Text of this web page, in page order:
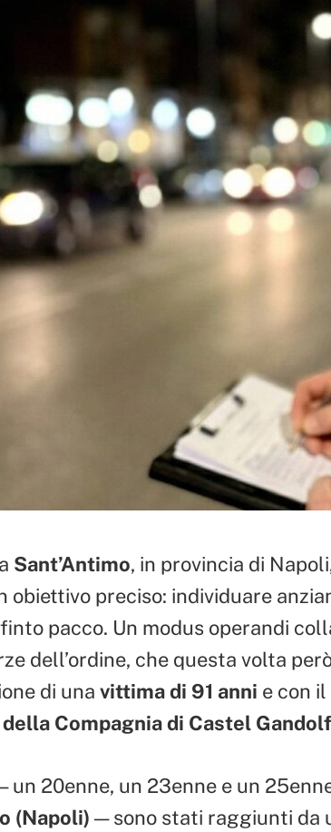
Sant’Antimo, in provincia di
obiettivo preciso: individuare
pacco. Un modus operandi
dell’ordine, che questa volta
di una vittima di 91 anni e con
Compagnia di Castel
un 20enne, un 23enne e un
(Napoli) — sono stati raggiunti da